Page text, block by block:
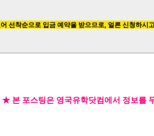
선착순으로 입금 예약을 받으므로, 얼른 신청하시
★ 본 포스팅은 영국유학닷컴에서 정보를